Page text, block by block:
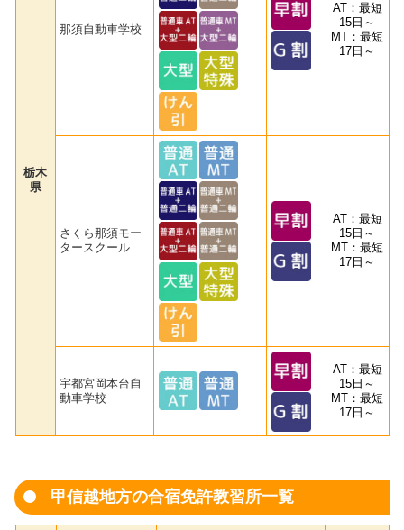
栃木
県
那須自動車学校
AT：最短
15日～
MT：最短
17日～
さくら那須モー
タースクール
AT：最短
15日～
MT：最短
17日～
宇都宮岡本台自
動車学校
AT：最短
15日～
MT：最短
17日～
甲信越地方の合宿免許教習所一覧